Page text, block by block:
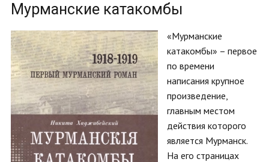
Мурманские катакомбы
«Мурманские
катакомбы» – первое
по времени
написания крупное
произведение,
главным местом
действия которого
является Мурманск.
На его страницах